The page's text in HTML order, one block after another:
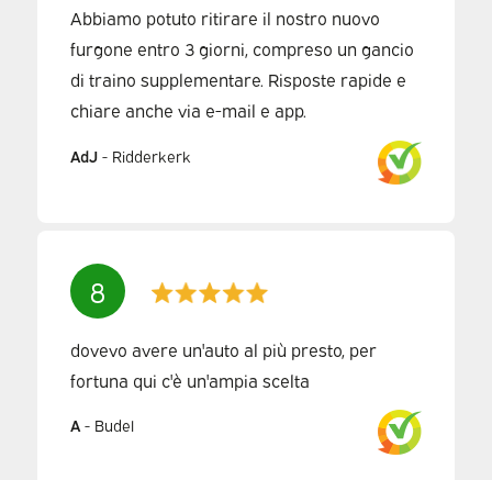
Abbiamo potuto ritirare il nostro nuovo
furgone entro 3 giorni, compreso un gancio
di traino supplementare. Risposte rapide e
chiare anche via e-mail e app.
AdJ- Ridderkerk
8
dovevo avere un'auto al più presto, per
fortuna qui c'è un'ampia scelta
A- Budel